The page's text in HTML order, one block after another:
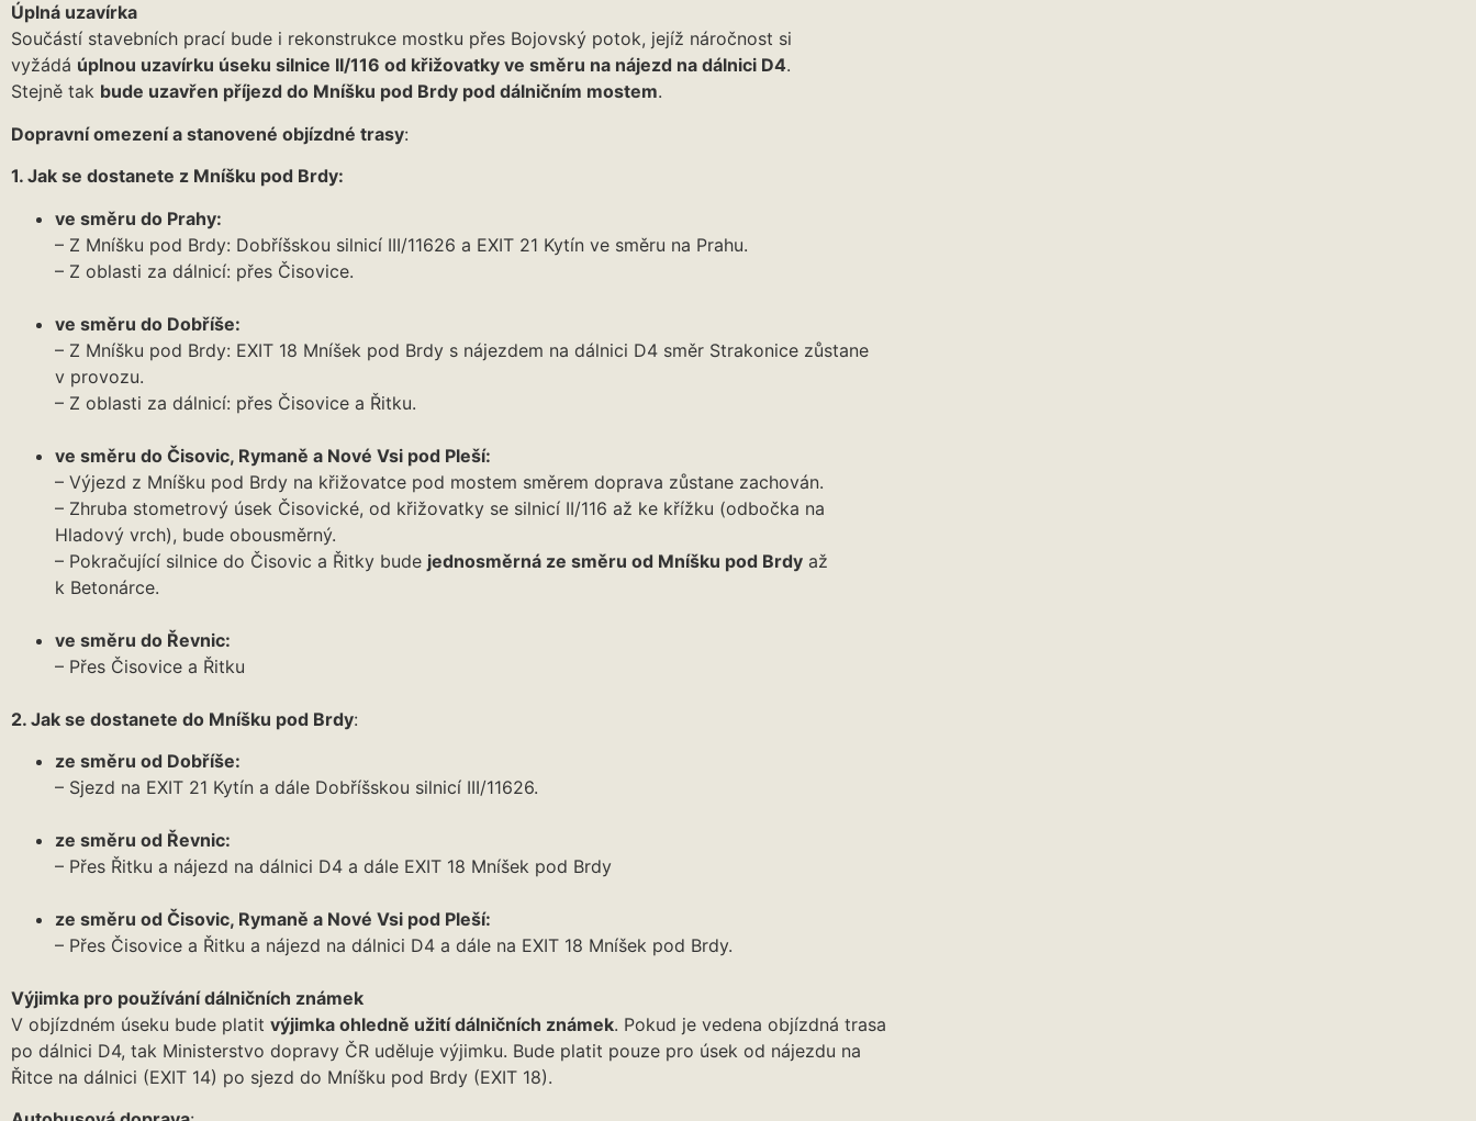
Úplná uzavírka
Součástí stavebních prací bude i rekonstrukce mostku přes Bojovský potok, jejíž náročnost si
vyžádá úplnou uzavírku úseku silnice II/116 od křižovatky ve směru na nájezd na dálnici D4.
Stejně tak bude uzavřen příjezd do Mníšku pod Brdy pod dálničním mostem.
Dopravní omezení a stanovené objízdné trasy:
1. Jak se dostanete z Mníšku pod Brdy:
ve směru do Prahy:
– Z Mníšku pod Brdy: Dobříšskou silnicí III/11626 a EXIT 21 Kytín ve směru na Prahu.
– Z oblasti za dálnicí: přes Čisovice.
ve směru do Dobříše:
– Z Mníšku pod Brdy: EXIT 18 Mníšek pod Brdy s nájezdem na dálnici D4 směr Strakonice zůstane
v provozu.
– Z oblasti za dálnicí: přes Čisovice a Řitku.
ve směru do Čisovic, Rymaně a Nové Vsi pod Pleší:
– Výjezd z Mníšku pod Brdy na křižovatce pod mostem směrem doprava zůstane zachován.
– Zhruba stometrový úsek Čisovické, od křižovatky se silnicí II/116 až ke křížku (odbočka na
Hladový vrch), bude obousměrný.
– Pokračující silnice do Čisovic a Řitky bude jednosměrná ze směru od Mníšku pod Brdy až
k Betonárce.
ve směru do Řevnic:
– Přes Čisovice a Řitku
2. Jak se dostanete do Mníšku pod Brdy:
ze směru od Dobříše:
– Sjezd na EXIT 21 Kytín a dále Dobříšskou silnicí III/11626.
ze směru od Řevnic:
– Přes Řitku a nájezd na dálnici D4 a dále EXIT 18 Mníšek pod Brdy
ze směru od Čisovic, Rymaně a Nové Vsi pod Pleší:
– Přes Čisovice a Řitku a nájezd na dálnici D4 a dále na EXIT 18 Mníšek pod Brdy.
Výjimka pro používání dálničních známek
V objízdném úseku bude platit výjimka ohledně užití dálničních známek. Pokud je vedena objízdná trasa
po dálnici D4, tak Ministerstvo dopravy ČR uděluje výjimku. Bude platit pouze pro úsek od nájezdu na
Řitce na dálnici (EXIT 14) po sjezd do Mníšku pod Brdy (EXIT 18).